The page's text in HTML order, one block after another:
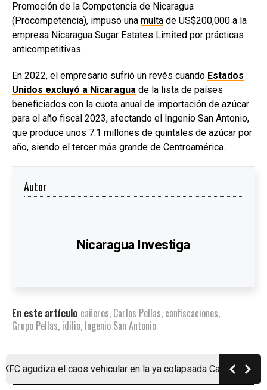
el caos vehicular en la ya colapsada Carretera a Masaya
Promoción de la Competencia de Nicaragua
(Procompetencia), impuso una multa de US$200,000 a la
empresa Nicaragua Sugar Estates Limited por prácticas
anticompetitivas.
En 2022, el empresario sufrió un revés cuando Estados
Unidos excluyó a Nicaragua de la lista de países
beneficiados con la cuota anual de importación de azúcar
para el año fiscal 2023, afectando el Ingenio San Antonio,
que produce unos 7.1 millones de quintales de azúcar por
año, siendo el tercer más grande de Centroamérica.
Autor
Nicaragua Investiga
En este artículo cañeros, Carlos Pellas, confiscaciones,
Grupo Pellas, idilio, Ingenio San Antonio
Comentar